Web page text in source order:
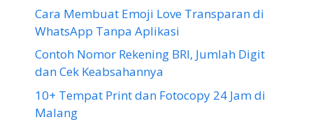
Cara Membuat Emoji Love Transparan di
WhatsApp Tanpa Aplikasi
Contoh Nomor Rekening BRI, Jumlah Digit
dan Cek Keabsahannya
10+ Tempat Print dan Fotocopy 24 Jam di
Malang